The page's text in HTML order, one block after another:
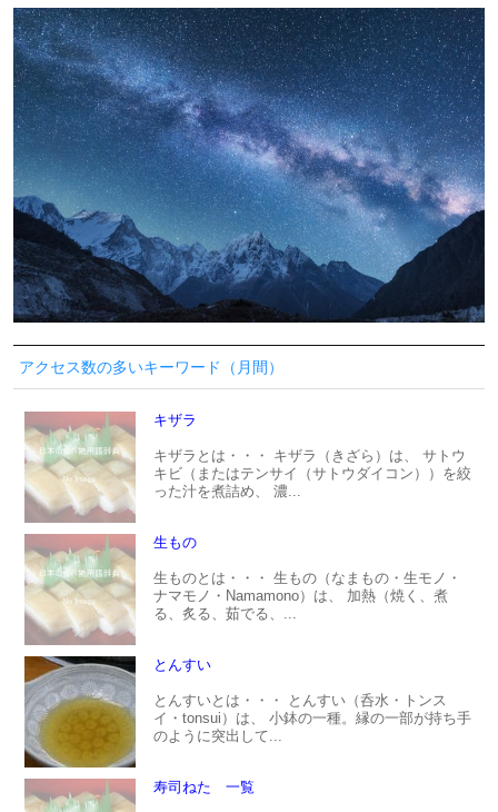
アクセス数の多いキーワード（月間）
キザラ
キザラとは・・・ キザラ（きざら）は、 サトウ
キビ（またはテンサイ（サトウダイコン））を絞
った汁を煮詰め、 濃...
生もの
生ものとは・・・ 生もの（なまもの・生モノ・
ナマモノ・Namamono）は、 加熱（焼く、煮
る、炙る、茹でる、...
とんすい
とんすいとは・・・ とんすい（呑水・トンス
イ・tonsui）は、 小鉢の一種。縁の一部が持ち手
のように突出して...
寿司ねた 一覧